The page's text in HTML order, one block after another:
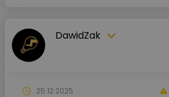
DawidZak
25.12.2025